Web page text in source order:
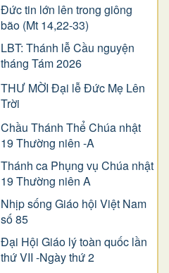
Đức tin lớn lên trong giông
bão (Mt 14,22-33)
LBT: Thánh lễ Cầu nguyện
tháng Tám 2026
THƯ MỜI Đại lễ Đức Mẹ Lên
Trời
Chầu Thánh Thể Chúa nhật
19 Thường niên -A
Thánh ca Phụng vụ Chúa nhật
19 Thường niên A
Nhịp sống Giáo hội Việt Nam
số 85
Đại Hội Giáo lý toàn quốc lần
thứ VII -Ngày thứ 2